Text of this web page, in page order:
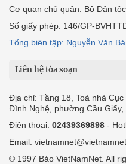
Cơ quan chủ quản: Bộ Dân
Số giấy phép: 146/GP-
Tổng biên tập: Nguyễn Văn Bá
Liên hệ tòa soạn
Địa chỉ: Tầng 18, Toà nhà
Đình Nghệ, phường Cầu Giấy,
Điện thoại: 02439369898 -
Email:
© 1997 Báo VietNamNet. All